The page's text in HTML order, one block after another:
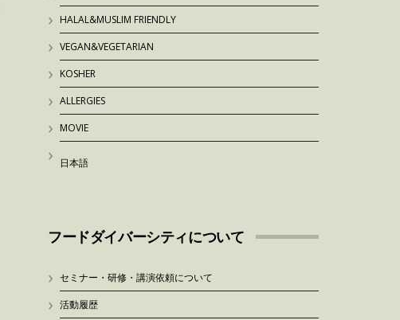
HALAL&MUSLIM FRIENDLY
VEGAN&VEGETARIAN
KOSHER
ALLERGIES
MOVIE
日本語
フードダイバーシティについて
セミナー・研修・講演依頼について
活動履歴